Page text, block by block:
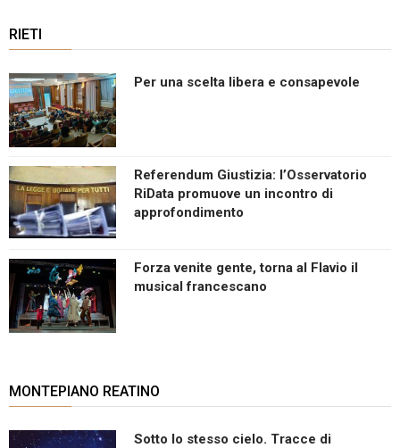
RIETI
Per una scelta libera e consapevole
Referendum Giustizia: l’Osservatorio
RiData promuove un incontro di
approfondimento
Forza venite gente, torna al Flavio il
musical francescano
MONTEPIANO REATINO
Sotto lo stesso cielo. Tracce di